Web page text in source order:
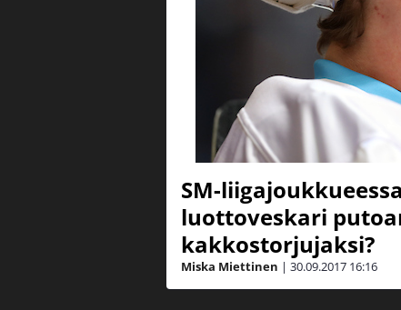
SM-
luottoveskari
kakkostorjujaksi?
Miska Miettinen | 30.09.2017 16:16